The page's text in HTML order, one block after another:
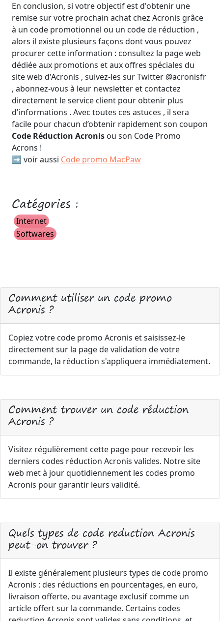
En conclusion, si votre objectif est d'obtenir une
remise sur votre prochain achat chez Acronis grâce
à un code promotionnel ou un code de réduction ,
alors il existe plusieurs façons dont vous pouvez
procurer cette information : consultez la page web
dédiée aux promotions et aux offres spéciales du
site web d'Acronis , suivez-les sur Twitter @acronisfr
, abonnez-vous à leur newsletter et contactez
directement le service client pour obtenir plus
d'informations . Avec toutes ces astuces , il sera
facile pour chacun d’obtenir rapidement son coupon
Code Réduction Acronis ou son Code Promo
Acrons !
➡️ voir aussi Code promo MacPaw
Catégories :
Internet
Softwares
Comment utiliser un code promo
Acronis ?
Copiez votre code promo Acronis et saisissez-le
directement sur la page de validation de votre
commande, la réduction s'appliquera immédiatement.
Comment trouver un code réduction
Acronis ?
Visitez régulièrement cette page pour recevoir les
derniers codes réduction Acronis valides. Notre site
web met à jour quotidiennement les codes promo
Acronis pour garantir leurs validité.
Quels types de code reduction Acronis
peut-on trouver ?
Il existe généralement plusieurs types de code promo
Acronis : des réductions en pourcentages, en euro,
livraison offerte, ou avantage exclusif comme un
article offert sur la commande. Certains codes